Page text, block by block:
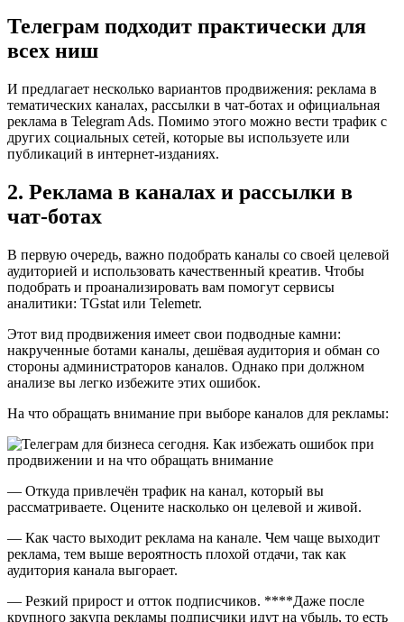
Телеграм подходит практически для
всех ниш
И предлагает несколько вариантов продвижения: реклама в
тематических каналах, рассылки в чат-ботах и официальная
реклама в Telegram Ads. Помимо этого можно вести трафик с
других социальных сетей, которые вы используете или
публикаций в интернет-изданиях.
2. Реклама в каналах и рассылки в
чат-ботах
В первую очередь, важно подобрать каналы со своей целевой
аудиторией и использовать качественный креатив. Чтобы
подобрать и проанализировать вам помогут сервисы
аналитики: TGstat или Telemetr.
Этот вид продвижения имеет свои подводные камни:
накрученные ботами каналы, дешёвая аудитория и обман со
стороны администраторов каналов. Однако при должном
анализе вы легко избежите этих ошибок.
На что обращать внимание при выборе каналов для рекламы:
— Откуда привлечён трафик на канал, который вы
рассматриваете. Оцените насколько он целевой и живой.
— Как часто выходит реклама на канале. Чем чаще выходит
реклама, тем выше вероятность плохой отдачи, так как
аудитория канала выгорает.
— Резкий прирост и отток подписчиков. ****Даже после
крупного закупа рекламы подписчики идут на убыль, то есть